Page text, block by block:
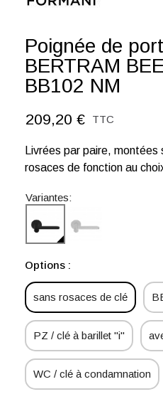
Poignée de
BERTRAM
BB102 NM
209,20 € TTC
Livrées par paire, montées
rosaces de fonction au
Variantes:
Options :
sans rosaces de clé
PZ / clé à barillet "i"
WC / clé à condamnation